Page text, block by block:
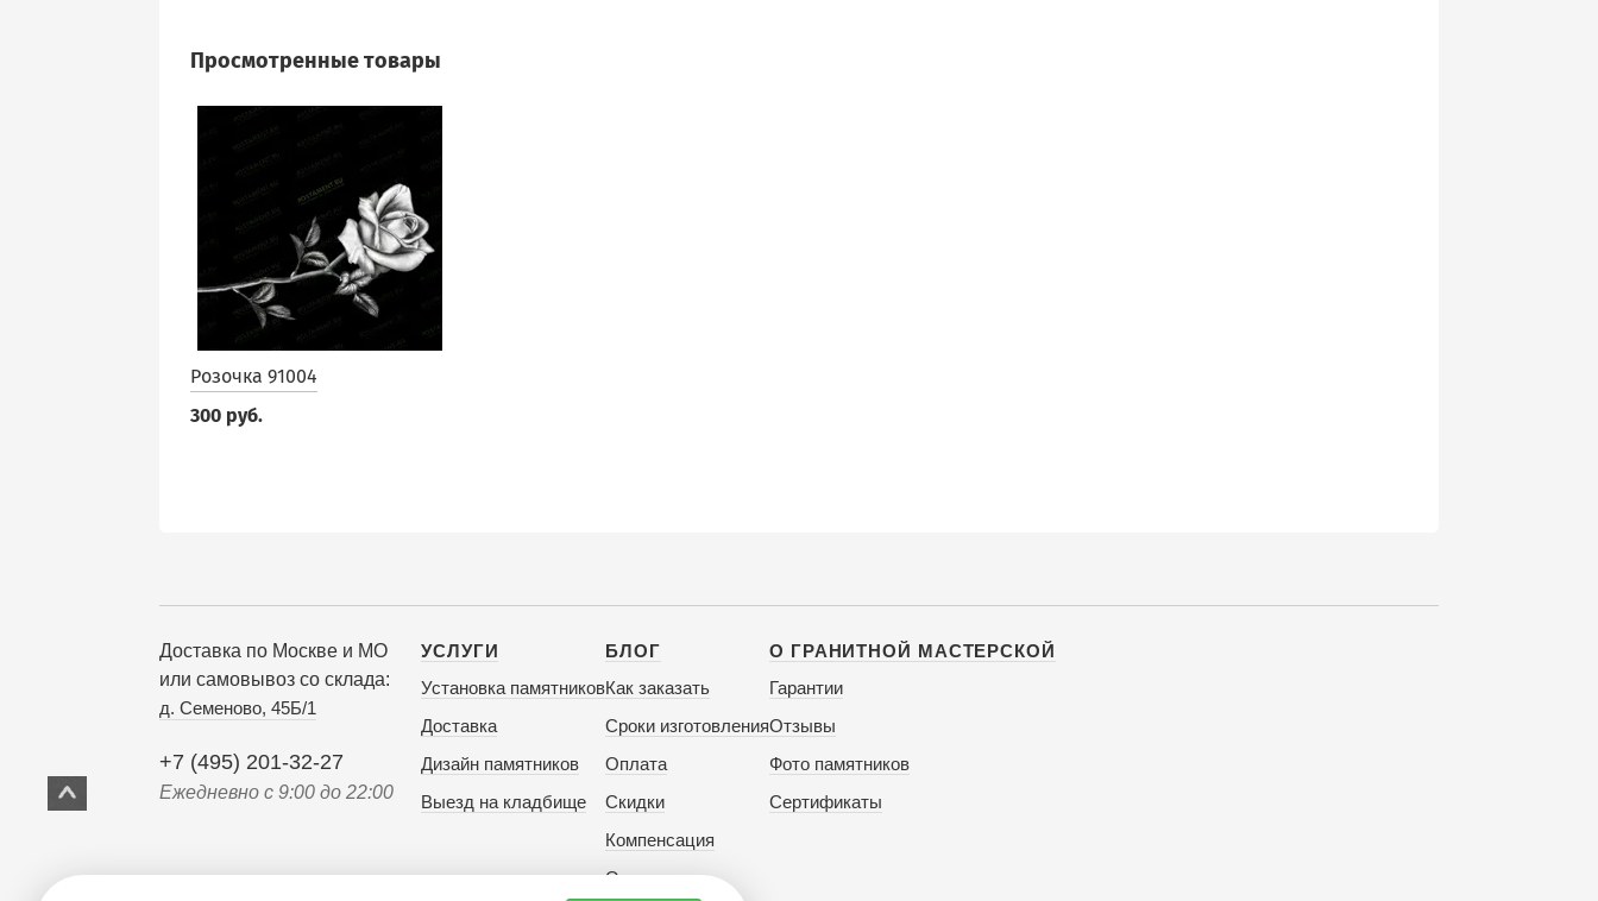
Просмотренные товары
Розочка 91004
300 руб.
Доставка по Москве и МО
или самовывоз со склада:
д. Семеново, 45Б/1
+7 (495) 201-32-27
Ежедневно с 9:00 до 22:00
УСЛУГИ
Установка памятников
Доставка
Дизайн памятников
Выезд на кладбище
БЛОГ
Как заказать
Сроки изготовления
Оплата
Скидки
Компенсация
Отзывы
О ГРАНИТНОЙ МАСТЕРСКОЙ
Гарантии
Отзывы
Фото памятников
Сертификаты